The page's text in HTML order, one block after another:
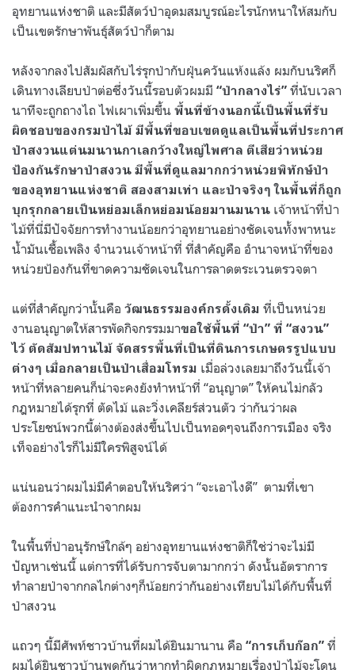
อุทยานแห่งชาติ และมีสัตว์ป่าอุดมสมบูรณ์อะไรนักหนาให้สมกับ
เป็นเขตรักษาพันธุ์สัตว์ป่าก็ตาม
หลังจากลงไปสัมผัสกับไร่รุกป่ากับฝุ่นควันแห้งแล้ง ผมกับนริศก็
เดินทางเลียบป่าต่อซึ่งวันนี้รอบตัวผมมี “ป่ากลางไร่” ที่นับเวลา
นาทีจะถูกถางไถ ไฟเผาเพิ่มขึ้น พื้นที่ข้างนอกนี้เป็นพื้นที่รับ
ผิดชอบของกรมป่าไม้ มีพื้นที่ขอบเขตดูแลเป็นพื้นที่ประกาศ
ป่าสงวนแต่นมนานกาเลกว้างใหญ่ไพศาล ตีเสียว่าหน่วย
ป้องกันรักษาป่าสงวน มีพื้นที่ดูแลมากกว่าหน่วยพิทักษ์ป่า
ของอุทยานแห่งชาติ สองสามเท่า และป่าจริงๆ ในพื้นที่ก็ถูก
บุกรุกกลายเป็นหย่อมเล็กหย่อมน้อยมานมนาน เจ้าหน้าที่ป่า
ไม้ที่นี่มีปัจจัยการทำงานน้อยกว่าอุทยานอย่างชัดเจนทั้งพาหนะ
น้ำมันเชื้อเพลิง จำนวนเจ้าหน้าที่ ที่สำคัญคือ อำนาจหน้าที่ของ
หน่วยป้องกันที่ขาดความชัดเจนในการลาดตระเวนตรวจตา
แต่ที่สำคัญกว่านั้นคือ วัฒนธรรมองค์กรดั้งเดิม ที่เป็นหน่วย
งานอนุญาตให้สารพัดกิจกรรมมาขอใช้พื้นที่ “ป่า” ที่ “สงวน”
ไว้ ตัดสัมปทานไม้ จัดสรรพื้นที่เป็นที่ดินการเกษตรรูปแบบ
ต่างๆ เมื่อกลายเป็นป่าเสื่อมโทรม เมื่อล่วงเลยมาถึงวันนี้เจ้า
หน้าที่หลายคนก็น่าจะคงยังทำหน้าที่ “อนุญาต”ให้คนไม่กลัว
กฎหมายได้รุกที่ ตัดไม้ และวิ่งเคลียร์ส่วนตัว ว่ากันว่าผล
ประโยชน์พวกนี้ต่างต้องส่งขึ้นไปเป็นทอดๆจนถึงการเมือง จริง
เท็จอย่างไรก็ไม่มีใครพิสูจน์ได้
แน่นอนว่าผมไม่มีคำตอบให้นริศว่า “จะเอาไงดี” ตามที่เขา
ต้องการคำแนะนำจากผม
ในพื้นที่ป่าอนุรักษ์ใกล้ๆ อย่างอุทยานแห่งชาติก็ใช่ว่าจะไม่มี
ปัญหาเช่นนี้ แต่การที่ได้รับการจับตามากกว่า ดังนั้นอัตราการ
ทำลายป่าจากกลไกต่างๆก็น้อยกว่ากันอย่างเทียบไม่ได้กับพื้นที่
ป่าสงวน
แถวๆ นี้มีศัพท์ชาวบ้านที่ผมได้ยินมานาน คือ “การเก็บก๊อก” ที่
ผมได้ยินชาวบ้านพูดกันว่าหากทำผิดกฏหมายเรื่องป่าไม้จะโดน